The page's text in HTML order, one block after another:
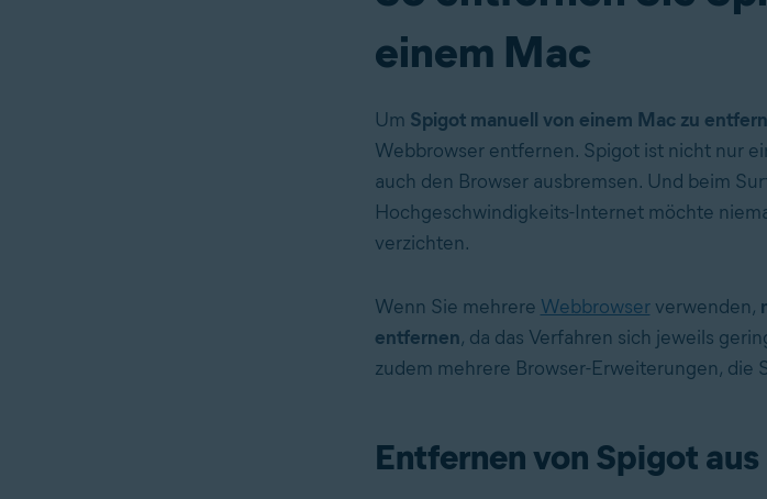
einem Mac
Um Spigot manuell von einem Mac zu
Webbrowser entfernen. Spigot ist nicht nur
auch den Browser ausbremsen. Und beim
Hochgeschwindigkeits-Internet möchte
verzichten.
Wenn Sie mehrere Webbrowserverwenden,
entfernen, da das Verfahren sich jeweils
zudem mehrere Browser-Erweiterungen, die
Entfernen von Spigot aus